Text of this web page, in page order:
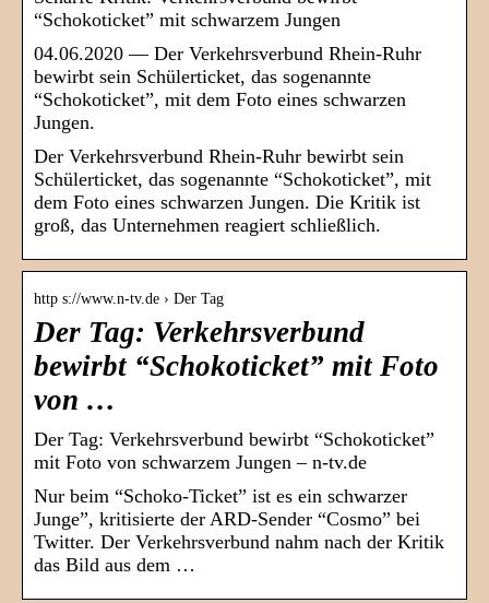
“Schokoticket” mit schwarzem Jungen
04.06.2020 — Der Verkehrsverbund Rhein-Ruhr
bewirbt sein Schülerticket, das sogenannte
“Schokoticket”, mit dem Foto eines schwarzen
Jungen.
Der Verkehrsverbund Rhein-Ruhr bewirbt sein
Schülerticket, das sogenannte “Schokoticket”, mit
dem Foto eines schwarzen Jungen. Die Kritik ist
groß, das Unternehmen reagiert schließlich.
http s://www.n-tv.de › Der Tag
Der Tag: Verkehrsverbund
bewirbt “Schokoticket” mit Foto
von …
Der Tag: Verkehrsverbund bewirbt “Schokoticket”
mit Foto von schwarzem Jungen – n-tv.de
Nur beim “Schoko-Ticket” ist es ein schwarzer
Junge”, kritisierte der ARD-Sender “Cosmo” bei
Twitter. Der Verkehrsverbund nahm nach der Kritik
das Bild aus dem …